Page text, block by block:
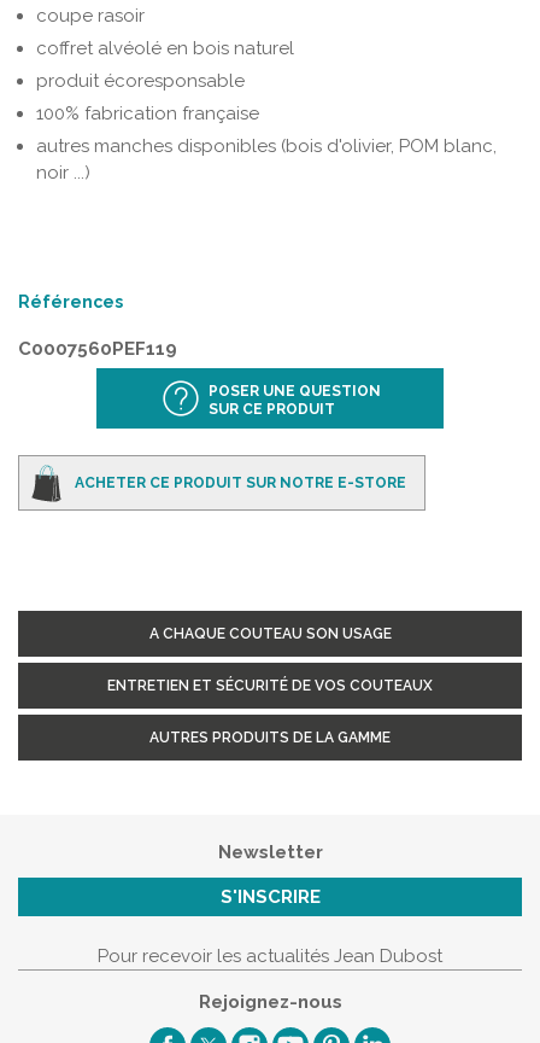
coupe rasoir
coffret alvéolé en bois naturel
produit écoresponsable
100% fabrication française
autres manches disponibles (bois d'olivier, POM blanc,
noir ...)
Références
C0007560PEF119
POSER UNE QUESTION
SUR CE PRODUIT
ACHETER CE PRODUIT SUR NOTRE E-STORE
A CHAQUE COUTEAU SON USAGE
ENTRETIEN ET SÉCURITÉ DE VOS COUTEAUX
AUTRES PRODUITS DE LA GAMME
Newsletter
S'INSCRIRE
Pour recevoir les actualités Jean Dubost
Rejoignez-nous